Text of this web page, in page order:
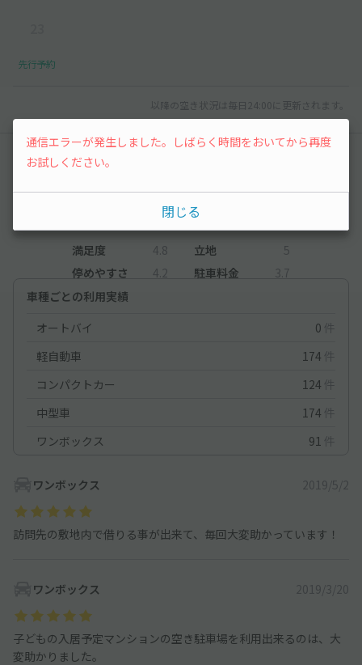
先行予約
以降の空き状況は毎日24:00に更新されます。
レビュー
満足度 4.8 立地
5
停めやすさ
4.2 駐車料金
3.7
車種ごとの利用実績
オートバイ
0 件
軽自動車
174 件
コンパクトカー
124 件
中型車
174 件
ワンボックス
91 件
ワンボックス 2019/5/2
訪問先の敷地内で借りる事が出来て、毎回大変助かっています！
ワンボックス 2019/3/20
子どもの入居予定マンションの空き駐車場を利用出来るのは、大
変助かりました。
通信エラーが発生しました。しばらく時間をおいてから再度
お試しください。
閉じる